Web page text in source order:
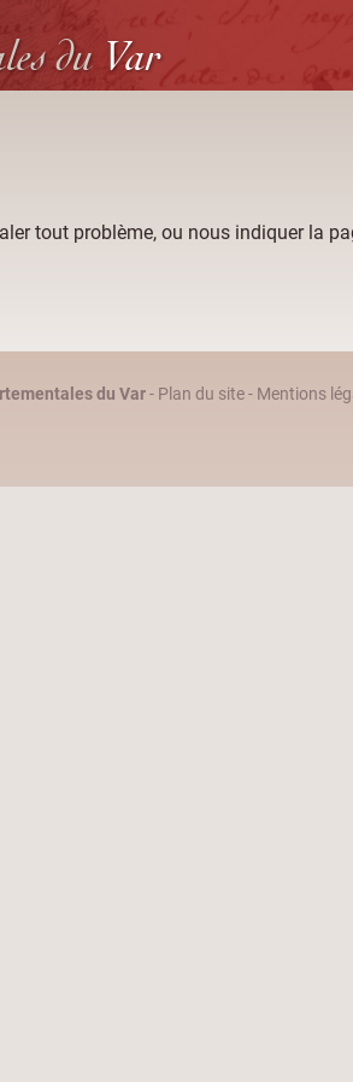
du Var
tout problème, ou nous indiquer la
du Var- Plan du site- Mentions